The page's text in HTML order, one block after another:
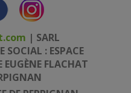
| SARL
SOCIAL : ESPACE
EUGÈNE FLACHAT